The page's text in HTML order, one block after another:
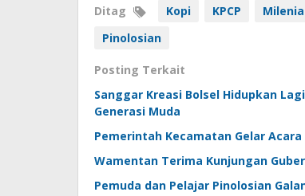
Ditag Kopi KPCP
Pinolosian
Posting Terkait
Sanggar Kreasi Bolsel Hidupkan
Generasi Muda
Pemerintah Kecamatan Gelar
Wamentan Terima Kunjungan
Pemuda dan Pelajar Pinolosian